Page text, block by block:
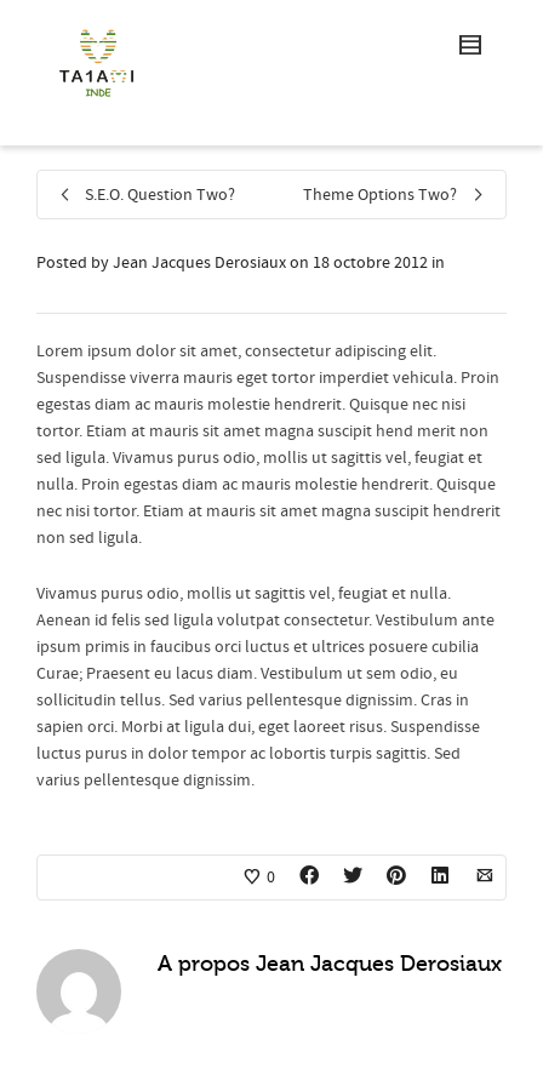
S.E.O. Question Two? Theme Options Two?
Posted byJean Jacques Derosiauxon 18 octobre 2012 in
Lorem ipsum dolor sit amet, consectetur adipiscing elit.
Suspendisse viverra mauris eget tortor imperdiet vehicula. Proin
egestas diam ac mauris molestie hendrerit. Quisque nec nisi
tortor. Etiam at mauris sit amet magna suscipit hend merit non
sed ligula. Vivamus purus odio, mollis ut sagittis vel, feugiat et
nulla. Proin egestas diam ac mauris molestie hendrerit. Quisque
nec nisi tortor. Etiam at mauris sit amet magna suscipit hendrerit
non sed ligula.
Vivamus purus odio, mollis ut sagittis vel, feugiat et nulla.
Aenean id felis sed ligula volutpat consectetur. Vestibulum ante
ipsum primis in faucibus orci luctus et ultrices posuere cubilia
Curae; Praesent eu lacus diam. Vestibulum ut sem odio, eu
sollicitudin tellus. Sed varius pellentesque dignissim. Cras in
sapien orci. Morbi at ligula dui, eget laoreet risus. Suspendisse
luctus purus in dolor tempor ac lobortis turpis sagittis. Sed
varius pellentesque dignissim.
0
A propos Jean Jacques Derosiaux